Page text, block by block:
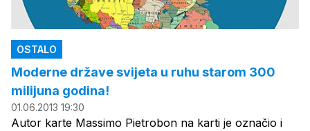
OSTALO
Moderne države svijeta u ruhu starom 300
milijuna godina!
01.06.2013 19:30
Autor karte Massimo Pietrobon na karti je označio i